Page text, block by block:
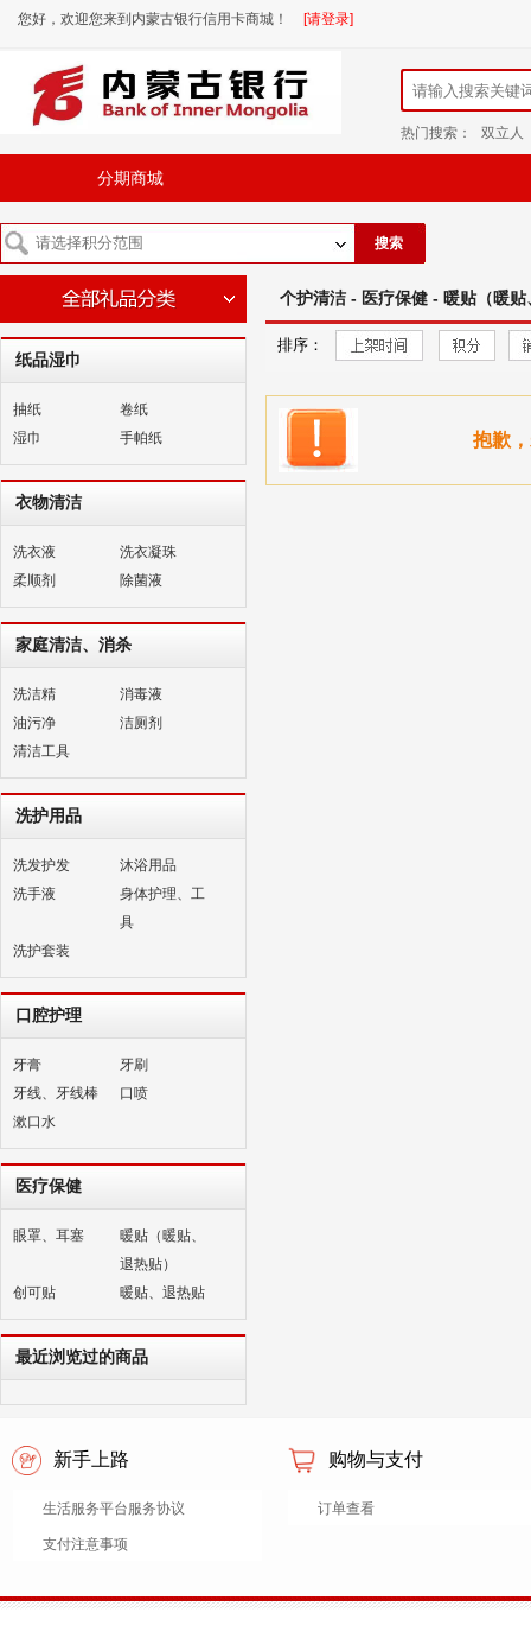
您好，欢迎您来到内蒙古银行信用卡商城！ [请登录]
热门搜索： 双立人
分期商城
搜索
纸品湿巾
抽纸
卷纸
湿巾
手帕纸
衣物清洁
洗衣液
洗衣凝珠
柔顺剂
除菌液
家庭清洁、消杀
洗洁精
消毒液
油污净
洁厕剂
清洁工具
洗护用品
洗发护发
沐浴用品
洗手液
身体护理、工
具
洗护套装
口腔护理
牙膏
牙刷
牙线、牙线棒
口喷
漱口水
医疗保健
眼罩、耳塞
暖贴（暖贴、
退热贴）
创可贴
暖贴、退热贴
最近浏览过的商品
个护清洁 - 医疗保健 - 暖贴（暖贴
排序：
抱歉
新手上路
生活服务平台服务协议
支付注意事项
购物与支付
订单查看